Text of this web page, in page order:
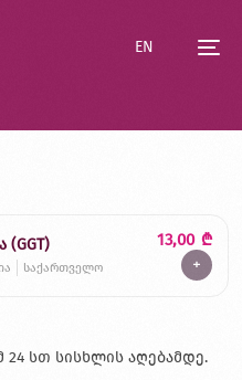
EN
საქართველო
13,00 ₾
+
სთ სისხლის აღებამდე.